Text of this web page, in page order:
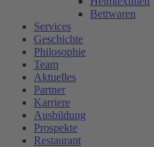
Bettwaren
Services
Geschichte
Philosophie
Team
Aktuelles
Partner
Karriere
Ausbildung
Prospekte
Restaurant